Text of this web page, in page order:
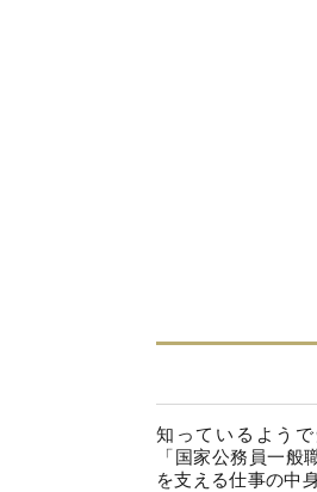
知っているよう
「国家公務員一
を支える仕事の中